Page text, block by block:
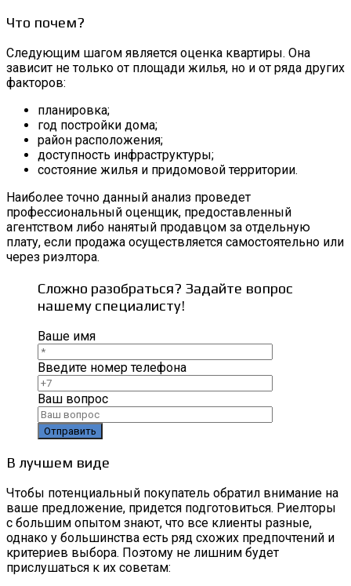
Что почем?
Следующим шагом является оценка квартиры. Она
зависит не только от площади жилья, но и от ряда других
факторов:
планировка;
год постройки дома;
район расположения;
доступность инфраструктуры;
состояние жилья и придомовой территории.
Наиболее точно данный анализ проведет
профессиональный оценщик, предоставленный
агентством либо нанятый продавцом за отдельную
плату, если продажа осуществляется самостоятельно или
через риэлтора.
Сложно разобраться? Задайте вопрос
нашему специалисту!
Ваше имя
Введите номер телефона
Ваш вопрос
В лучшем виде
Чтобы потенциальный покупатель обратил внимание на
ваше предложение, придется подготовиться. Риелторы
с большим опытом знают, что все клиенты разные,
однако у большинства есть ряд схожих предпочтений и
критериев выбора. Поэтому не лишним будет
прислушаться к их советам: